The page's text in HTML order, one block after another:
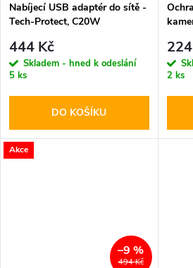
Nabíjecí USB adaptér do sítě -
Tech-Protect, C20W
444 Kč
Skladem - hned k odeslání
5 ks
DO KOŠÍKU
2 ks
Akce
494 Kč
–9 %